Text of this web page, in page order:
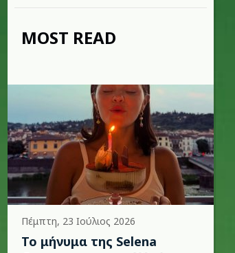
MOST READ
Πέμπτη, 23 Ιούλιος 2026
Το μήνυμα της Selena